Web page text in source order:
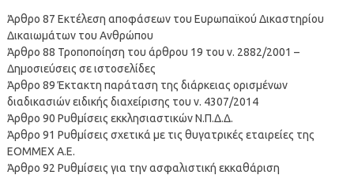
Άρθρο 87 Εκτέλεση αποφάσεων του Ευρωπαϊκού Δικαστηρίου
Δικαιωμάτων του Ανθρώπου
Άρθρο 88 Τροποποίηση του άρθρου 19 του ν. 2882/2001 –
Δημοσιεύσεις σε ιστοσελίδες
Άρθρο 89 Έκτακτη παράταση της διάρκειας ορισμένων
διαδικασιών ειδικής διαχείρισης του ν. 4307/2014
Άρθρο 90 Ρυθμίσεις εκκλησιαστικών Ν.Π.Δ.Δ.
Άρθρο 91 Ρυθμίσεις σχετικά με τις θυγατρικές εταιρείες της
ΕΟΜΜΕΧ Α.Ε.
Άρθρο 92 Ρυθμίσεις για την ασφαλιστική εκκαθάριση